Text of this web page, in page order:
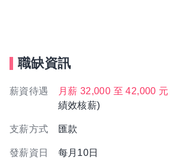
職缺資訊
薪資待遇 月薪 32,000 至 42,000 元
績效核薪)
支薪方式 匯款
發薪資日 每月10日